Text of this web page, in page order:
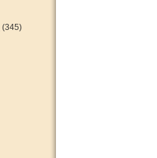
(345)